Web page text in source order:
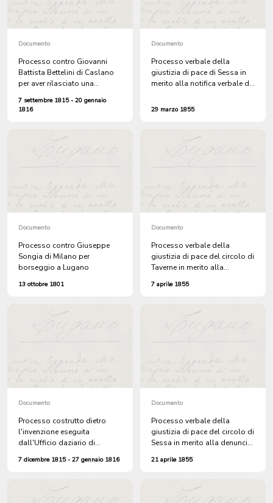
Documento
Processo contro Giovanni
Battista Bettelini di Caslano
per aver rilasciato una
attributi (contrabbando di 10
7 settembre 1815 - 20 gennaio
1816
Documento
Processo verbale della
giustizia di pace di Sessa in
merito alla notifica verbale di
sul decesso di una sua
colpo di fucile sparato
inavvertitamente dal di lei
29 marzo 1855
Documento
Processo contro Giuseppe
Songia di Milano per
borseggio a Lugano
13 ottobre 1801
Documento
Processo verbale della
giustizia di pace del circolo di
Taverne in merito alla
Bianchini di Sigirino per il
commesso nella sua cascina
7 aprile 1855
Documento
Processo costrutto dietro
l'invenzione eseguita
dall'Ufficio daziario di
di proprietà di Giacomo
7 dicembre 1815 - 27 gennaio 1816
Documento
Processo verbale della
giustizia di pace del circolo di
Sessa in merito alla denuncia
Giovanni Rossi di Castelrotto
denominato Vitto, in territorio
di Croglio, di 23 gelsi d'asta,
21 aprile 1855